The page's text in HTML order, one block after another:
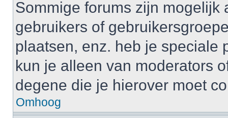
Sommige forums zijn
gebruikers of
plaatsen, enz. heb je speciale
kun je alleen van moderators
degene die je hierover moet
Omhoog